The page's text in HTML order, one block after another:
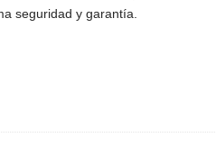
seguridad y garantía.